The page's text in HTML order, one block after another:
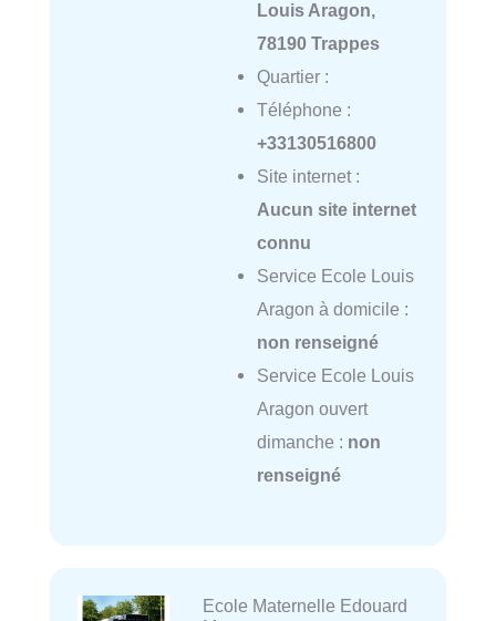
Louis Aragon,
78190 Trappes
Quartier :
Téléphone :
+33130516800
Site internet :
Aucun site internet
connu
Service Ecole Louis
Aragon à domicile :
non renseigné
Service Ecole Louis
Aragon ouvert
dimanche : non
renseigné
Ecole Maternelle Edouard